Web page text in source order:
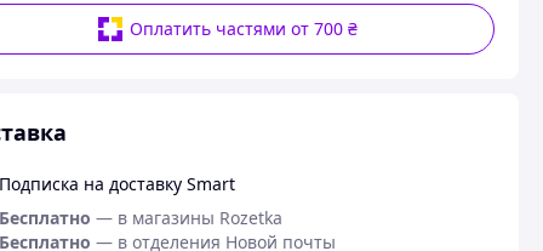
Оплатить частями от 700 ₴
Подписка на доставку Smart
Бесплатно — в магазины Rozetka
Бесплатно — в отделения Новой почты